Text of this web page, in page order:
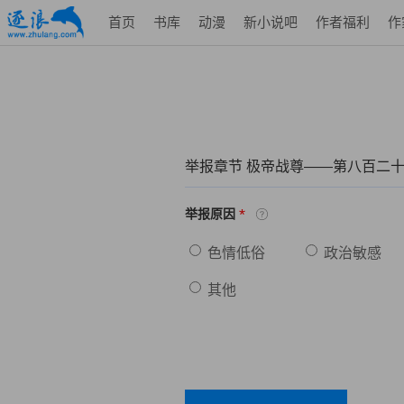
首页 书库 动漫 新小说吧 作者福利 作
举报章节 极帝战尊——第八百二
举报原因 *
色情低俗 政治敏感
其他